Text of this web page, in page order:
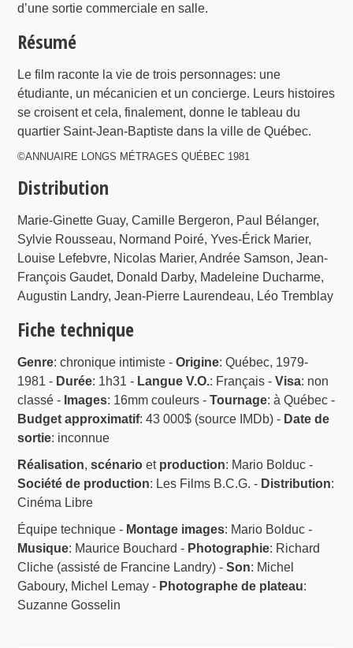
d’une sortie commerciale en salle.
Résumé
Le film raconte la vie de trois personnages: une
étudiante, un mécanicien et un concierge. Leurs histoires
se croisent et cela, finalement, donne le tableau du
quartier Saint-Jean-Baptiste dans la ville de Québec.
©ANNUAIRE LONGS MÉTRAGES QUÉBEC 1981
Distribution
Marie-Ginette Guay, Camille Bergeron, Paul Bélanger,
Sylvie Rousseau, Normand Poiré, Yves-Érick Marier,
Louise Lefebvre, Nicolas Marier, Andrée Samson, Jean-
François Gaudet, Donald Darby, Madeleine Ducharme,
Augustin Landry, Jean-Pierre Laurendeau, Léo Tremblay
Fiche technique
Genre: chronique intimiste -Origine: Québec, 1979-
1981 - Durée: 1h31 - Langue V.O.: Français -Visa: non
classé - Images: 16mm couleurs -Tournage: à Québec -
Budget approximatif: 43 000$ (source IMDb) - Date de
sortie: inconnue
Réalisation,scénario et production: Mario Bolduc -
Société de production: Les Films B.C.G. - Distribution:
Cinéma Libre
Équipe technique - Montage images: Mario Bolduc -
Musique: Maurice Bouchard - Photographie: Richard
Cliche (assisté de Francine Landry) -Son: Michel
Gaboury, Michel Lemay - Photographe de plateau:
Suzanne Gosselin